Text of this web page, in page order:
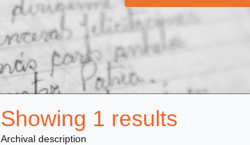
Showing 1 results
Archival description